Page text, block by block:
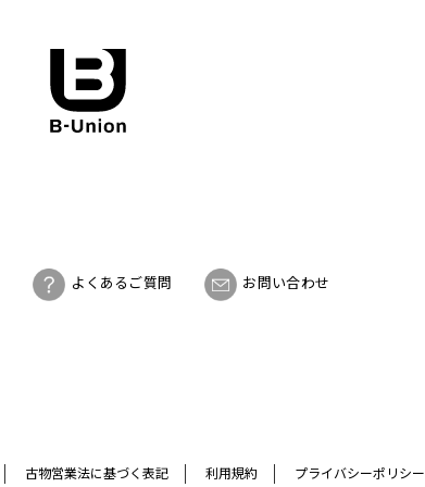
よくあるご質問 お問い合わせ
古物営業法に基づく表記 利用規約 プライバシーポリシー